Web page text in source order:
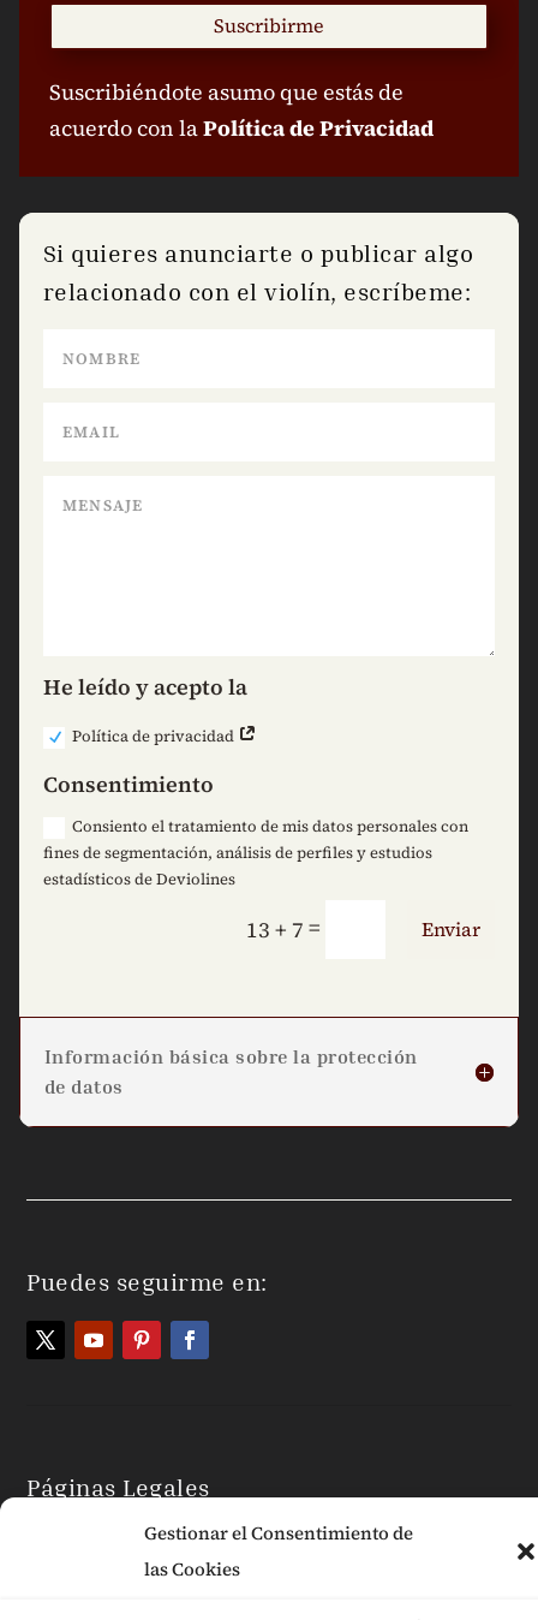
Gestionar el Consentimiento de
las Cookies
Suscribirme
Suscribiéndote asumo que estás de
acuerdo con laPolítica de Privacidad
Si quieres anunciarte o publicar algo
relacionado con el violín, escríbeme:
He leído y acepto la
Política de privacidad
Consentimiento
Consiento el tratamiento de mis datos personales con
fines de segmentación, análisis de perfiles y estudios
estadísticos de Deviolines
13 + 7 = Enviar
Información básica sobre la protección
de datos
Puedes seguirme en:
Páginas Legales